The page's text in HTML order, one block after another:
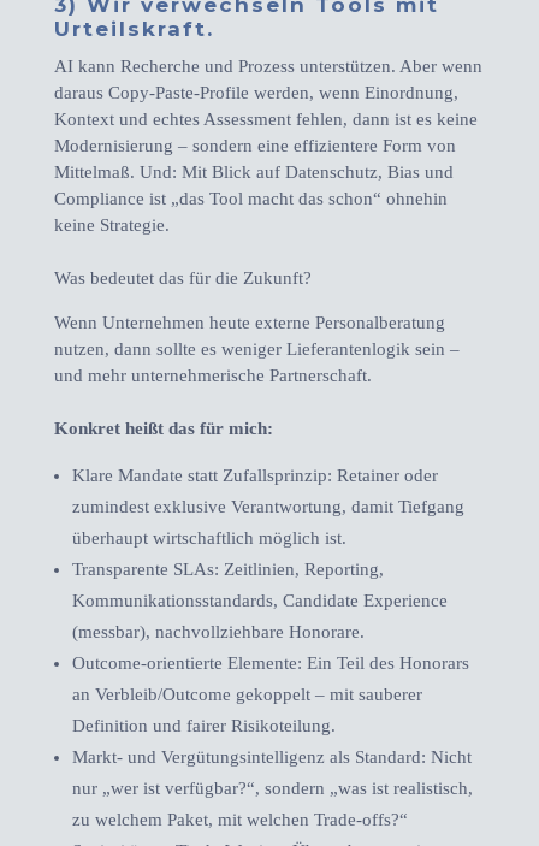
3) Wir verwechseln Tools mit
Urteilskraft.
AI kann Recherche und Prozess unterstützen. Aber wenn
daraus Copy-Paste-Profile werden, wenn Einordnung,
Kontext und echtes Assessment fehlen, dann ist es keine
Modernisierung – sondern eine effizientere Form von
Mittelmaß. Und: Mit Blick auf Datenschutz, Bias und
Compliance ist „das Tool macht das schon“ ohnehin
keine Strategie.
Was bedeutet das für die Zukunft?
Wenn Unternehmen heute externe Personalberatung
nutzen, dann sollte es weniger Lieferantenlogik sein –
und mehr unternehmerische Partnerschaft.
Konkret heißt das für mich:
Klare Mandate statt Zufallsprinzip: Retainer oder
zumindest exklusive Verantwortung, damit Tiefgang
überhaupt wirtschaftlich möglich ist.
Transparente SLAs: Zeitlinien, Reporting,
Kommunikationsstandards, Candidate Experience
(messbar), nachvollziehbare Honorare.
Outcome-orientierte Elemente: Ein Teil des Honorars
an Verbleib/Outcome gekoppelt – mit sauberer
Definition und fairer Risikoteilung.
Markt- und Vergütungsintelligenz als Standard: Nicht
nur „wer ist verfügbar?“, sondern „was ist realistisch,
zu welchem Paket, mit welchen Trade-offs?“